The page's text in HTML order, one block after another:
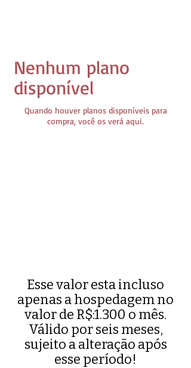
Nenhum plano
disponível
Quando houver planos disponíveis para
compra, você os verá aqui.
Esse valor esta incluso
apenas a hospedagem no
valor de R$:1.300 o mês.
Válido por seis meses,
sujeito a alteração após
esse período!